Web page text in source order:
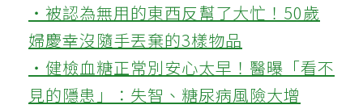
‧被認為無用的東西反幫了大忙！50歲
婦慶幸沒隨手丟棄的3樣物品
‧健檢血糖正常別安心太早！醫曝「看不
見的隱患」：失智、糖尿病風險大增